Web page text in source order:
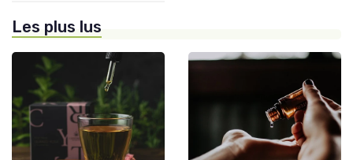
Les plus lus